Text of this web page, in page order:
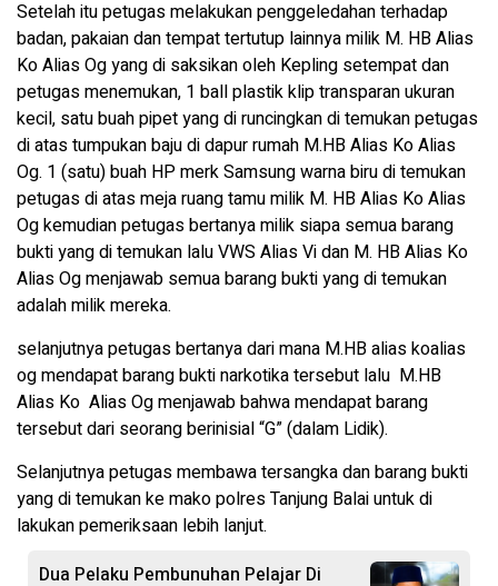
Setelah itu petugas melakukan penggeledahan terhadap
badan, pakaian dan tempat tertutup lainnya milik M. HB Alias
Ko Alias Og yang di saksikan oleh Kepling setempat dan
petugas menemukan, 1 ball plastik klip transparan ukuran
kecil, satu buah pipet yang di runcingkan di temukan petugas
di atas tumpukan baju di dapur rumah M.HB Alias Ko Alias
Og. 1 (satu) buah HP merk Samsung warna biru di temukan
petugas di atas meja ruang tamu milik M. HB Alias Ko Alias
Og kemudian petugas bertanya milik siapa semua barang
bukti yang di temukan lalu VWS Alias Vi dan M. HB Alias Ko
Alias Og menjawab semua barang bukti yang di temukan
adalah milik mereka.
selanjutnya petugas bertanya dari mana M.HB alias koalias
og mendapat barang bukti narkotika tersebut lalu M.HB
Alias Ko Alias Og menjawab bahwa mendapat barang
tersebut dari seorang berinisial “G” (dalam Lidik).
Selanjutnya petugas membawa tersangka dan barang bukti
yang di temukan ke mako polres Tanjung Balai untuk di
lakukan pemeriksaan lebih lanjut.
Dua Pelaku Pembunuhan Pelajar Di